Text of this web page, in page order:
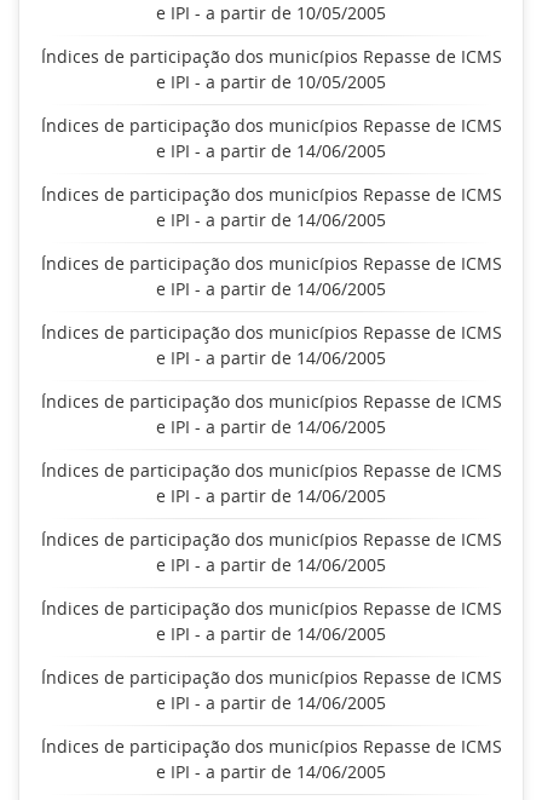
e IPI - a partir de 10/05/2005
Índices de participação dos municípios Repasse de ICMS
e IPI - a partir de 10/05/2005
Índices de participação dos municípios Repasse de ICMS
e IPI - a partir de 14/06/2005
Índices de participação dos municípios Repasse de ICMS
e IPI - a partir de 14/06/2005
Índices de participação dos municípios Repasse de ICMS
e IPI - a partir de 14/06/2005
Índices de participação dos municípios Repasse de ICMS
e IPI - a partir de 14/06/2005
Índices de participação dos municípios Repasse de ICMS
e IPI - a partir de 14/06/2005
Índices de participação dos municípios Repasse de ICMS
e IPI - a partir de 14/06/2005
Índices de participação dos municípios Repasse de ICMS
e IPI - a partir de 14/06/2005
Índices de participação dos municípios Repasse de ICMS
e IPI - a partir de 14/06/2005
Índices de participação dos municípios Repasse de ICMS
e IPI - a partir de 14/06/2005
Índices de participação dos municípios Repasse de ICMS
e IPI - a partir de 14/06/2005